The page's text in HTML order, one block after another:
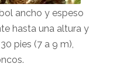
ancho y espeso
hasta una altura y
pies (7 a 9 m),